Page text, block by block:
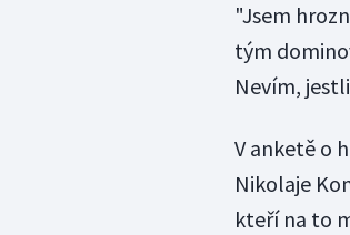
"Jsem
tým
Nevím,
V anketě o
Nikolaje
kteří na to